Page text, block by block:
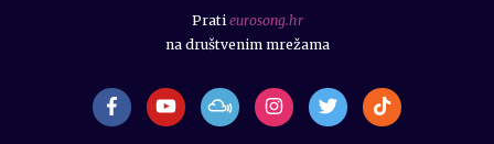
Prati eurosong.hr
na društvenim mrežama